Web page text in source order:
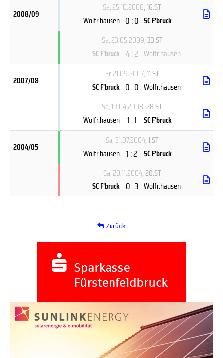
2008/09
Sa, 25.10.2008, 16.ST
Wolfr.hausen 0 : 0 SC F'bruck
Sa, 23.05.2009, 33.ST
SC F'bruck 4 : 2 Wolfr.hausen
2007/08
Fr, 21.09.2007, 11.ST
SC F'bruck 0 : 0 Wolfr.hausen
Sa, 19.04.2008, 28.ST
Wolfr.hausen
1 : 1 SC F'bruck
2004/05
Sa, 31.07.2004, 1.ST
Wolfr.hausen 1 : 2 SC F'bruck
Sa, 20.11.2004, 20.ST
SC F'bruck 0 : 3 Wolfr.hausen
Zurück